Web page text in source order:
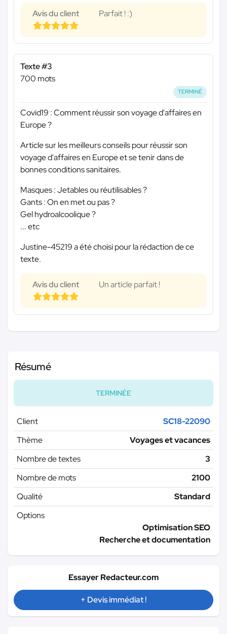
Avis du client Parfait ! :)
Texte #3
700 mots
TERMINÉ
Covid19 : Comment réussir son voyage d'affaires en
Europe ?
Article sur les meilleurs conseils pour réussir son
voyage d'affaires en Europe et se tenir dans de
bonnes conditions sanitaires.
Masques : Jetables ou réutilisables ?
Gants : On en met ou pas ?
Gel hydroalcoolique ?
... etc
Justine-45219 a été choisi pour la rédaction de ce
texte.
Avis du client Un article parfait !
Résumé
TERMINÉE
Client
SC18-22090
Thème
Voyages et vacances
Nombre de textes
3
Nombre de mots
2100
Qualité
Standard
Options
Optimisation SEO
Recherche et documentation
Essayer Redacteur.com
+ Devis immédiat !